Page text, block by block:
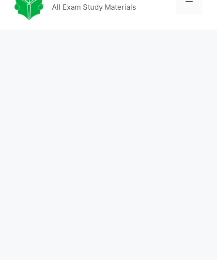
All Exam Study Materials